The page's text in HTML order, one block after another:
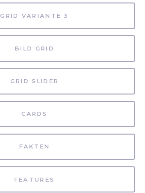
GRID VARIANTE 3
BILD GRID
GRID SLIDER
CARDS
FAKTEN
FEATURES